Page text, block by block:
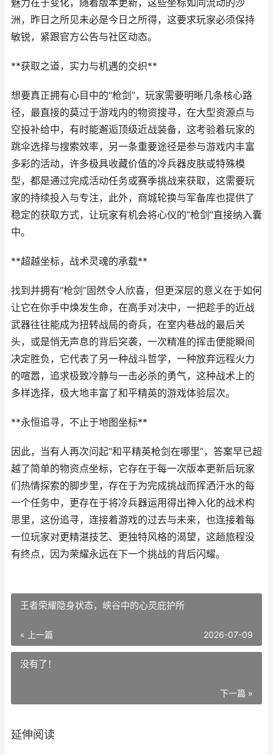
魅力在于变化，随着版本更新，这些坐标如同流动的沙
洲，昨日之所见未必是今日之所得，这要求玩家必须保持
敏锐，紧跟官方公告与社区动态。
**获取之道，实力与机遇的交织**
想要真正拥有心目中的“枪剑”，玩家需要明晰几条核心路
径，最直接的莫过于游戏内的物资搜寻，在大型资源点与
空投补给中，有时能邂逅顶级近战装备，这考验着玩家的
跳伞选择与搜索效率，另一条重要途径是参与游戏内丰富
多彩的活动，许多极具收藏价值的冷兵器皮肤或特殊模
型，都是通过完成活动任务或赛季挑战来获取，这需要玩
家的持续投入与专注，此外，商城轮换与军备库也提供了
稳定的获取方式，让玩家有机会将心仪的“枪剑”直接纳入囊
中。
**超越坐标，战术灵魂的承载**
找到并拥有“枪剑”固然令人欣喜，但更深层的意义在于如何
让它在你手中焕发生命，在高手对决中，一把趁手的近战
武器往往能成为扭转战局的奇兵，在室内巷战的最后关
头，或是悄无声息的背后突袭，一次精准的挥击便能瞬间
决定胜负，它代表了另一种战斗哲学，一种放弃远程火力
的喧嚣，追求极致冷静与一击必杀的勇气，这种战术上的
多样选择，极大地丰富了和平精英的游戏体验层次。
**永恒追寻，不止于地图坐标**
因此，当有人再次问起“和平精英枪剑在哪里”，答案早已超
越了简单的物资点坐标，它存在于每一次版本更新后玩家
们热情探索的脚步里，存在于为完成挑战而挥洒汗水的每
一个任务中，更存在于将冷兵器运用得出神入化的战术构
思里，这份追寻，连接着游戏的过去与未来，也连接着每
一位玩家对更精湛技艺、更独特风格的渴望，这趟旅程没
有终点，因为荣耀永远在下一个挑战的背后闪耀。
王者荣耀隐身状态，峡谷中的心灵庇护所
« 上一篇 2026-07-09
没有了！
下一篇 »
延伸阅读